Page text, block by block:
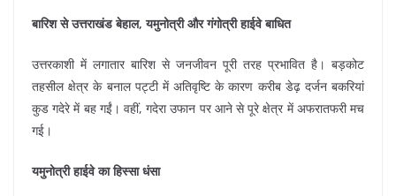
बारिश से उत्तराखंड बेहाल, यमुनोत्री और गंगोत्री हाईवे बाधित
उत्तरकाशी में लगातार बारिश से जनजीवन पूरी तरह प्रभावित है। बड़कोट
तहसील क्षेत्र के बनाल पट्टी में अतिवृष्टि के कारण करीब डेढ़ दर्जन बकरियां
कुड गदेरे में बह गईं। वहीं, गदेरा उफान पर आने से पूरे क्षेत्र में अफरातफरी मच
गई।
यमुनोत्री हाईवे का हिस्सा धंसा